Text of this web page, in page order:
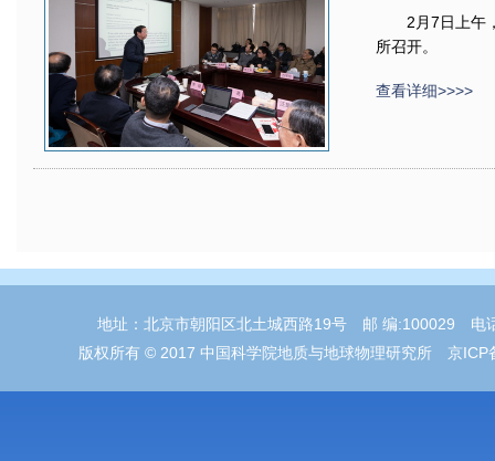
2月7日上午
所召开。
查看详细>>>>
地址：北京市朝阳区北土城西路19号 邮 编:100029
版权所有 © 2017 中国科学院地质与地球物理研究所 京